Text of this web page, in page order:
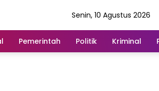
Senin, 10 Agustus 2026
Pemerintah Politik Kriminal